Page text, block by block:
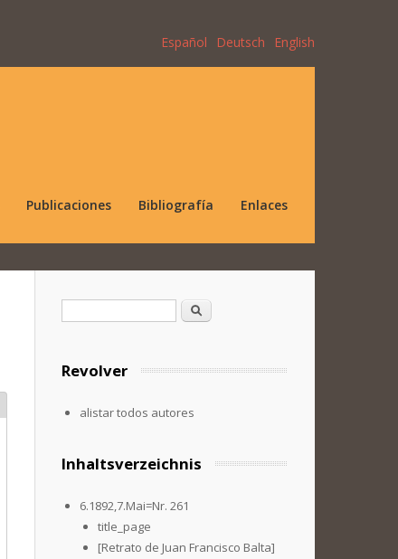
Español Deutsch English
Publicaciones Bibliografía Enlaces
Formulario de búsqueda
Buscar
Revolver
alistar todos autores
Inhaltsverzeichnis
6.1892,7.Mai=Nr. 261
title_page
[Retrato de Juan Francisco Balta]